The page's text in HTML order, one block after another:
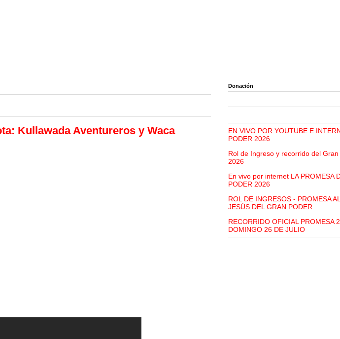
Kullawada Aventureros y Waca
Donación
EN VIVO POR YOUTUBE E
PODER 2026
Rol de Ingreso y recorrido del
2026
En vivo por internet LA PROMESA
PODER 2026
ROL DE INGRESOS - PROMESA
JESÚS DEL GRAN PODER
RECORRIDO OFICIAL PROMESA
DOMINGO 26 DE JULIO